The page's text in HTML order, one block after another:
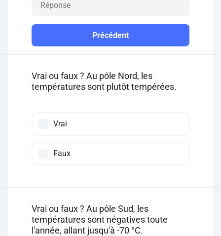
Précédent
Vrai ou faux ? Au pôle Nord, les
températures sont plutôt tempérées.
Vrai
Faux
Vrai ou faux ? Au pôle Sud, les
températures sont négatives toute
l'année, allant jusqu'à -70 °C.